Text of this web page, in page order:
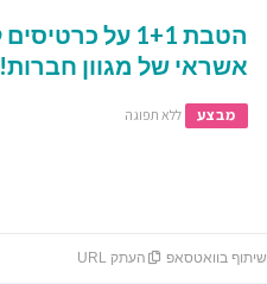
הטבת 1+1 על
אשראי של מגוון חברות!
מבצע ללא תפוגה
שיתוף בוואטסאפ העתק URL